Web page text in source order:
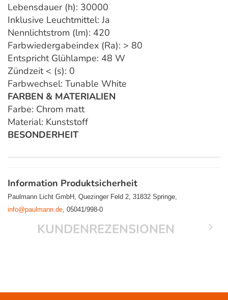
Lebensdauer (h): 30000
Inklusive Leuchtmittel: Ja
Nennlichtstrom (lm): 420
Farbwiedergabeindex (Ra): > 80
Entspricht Glühlampe: 48 W
Zündzeit < (s): 0
Farbwechsel: Tunable White
FARBEN & MATERIALIEN
Farbe: Chrom matt
Material: Kunststoff
BESONDERHEIT
Information Produktsicherheit
Paulmann Licht GmbH, Quezinger Feld 2, 31832 Springe,
info@paulmann.de, 05041/998-0
KUNDENREZENSIONEN